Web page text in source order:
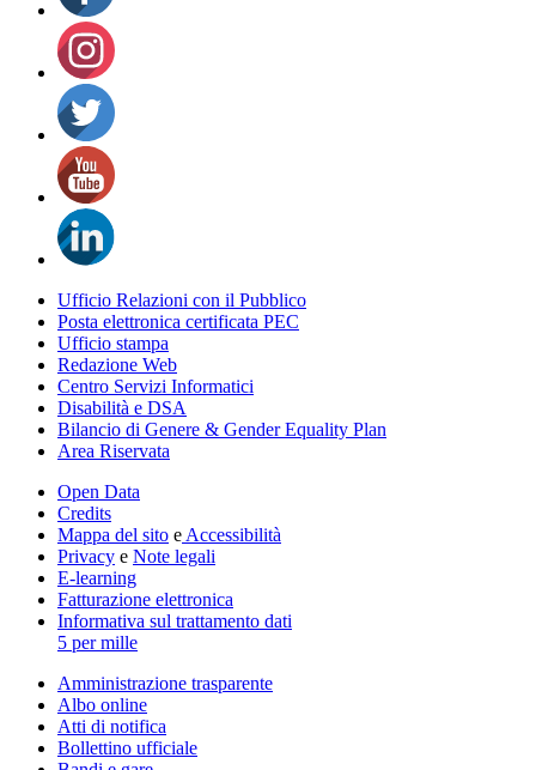
Ufficio Relazioni con il Pubblico
Posta elettronica certificata PEC
Ufficio stampa
Redazione Web
Centro Servizi Informatici
Disabilità e DSA
Bilancio di Genere & Gender Equality Plan
Area Riservata
Open Data
Credits
Mappa del sito eAccessibilità
Privacy e Note legali
E-learning
Fatturazione elettronica
Informativa sul trattamento dati
5 per mille
Amministrazione trasparente
Albo online
Atti di notifica
Bollettino ufficiale